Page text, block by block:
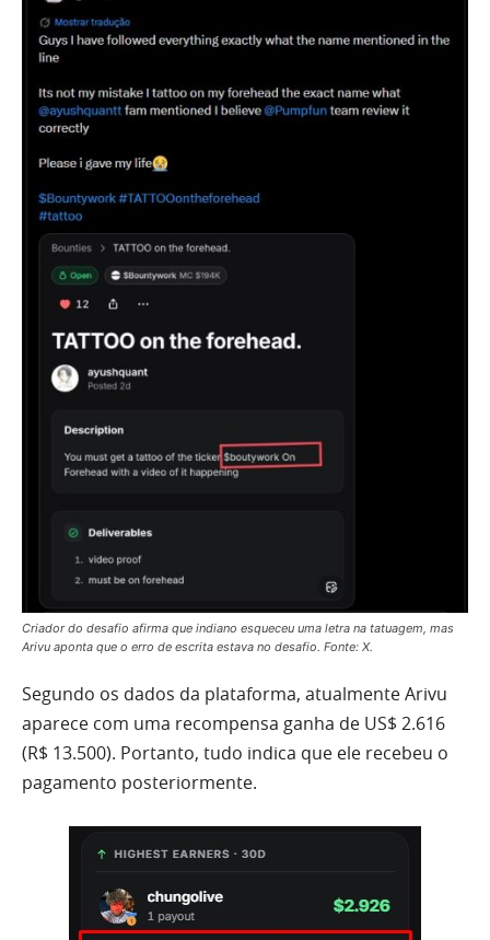
Criador do desafio afirma que indiano esqueceu uma letra na tatuagem, mas
Arivu aponta que o erro de escrita estava no desafio. Fonte: X.
Segundo os dados da plataforma, atualmente Arivu
aparece com uma recompensa ganha de US$ 2.616
(R$ 13.500). Portanto, tudo indica que ele recebeu o
pagamento posteriormente.